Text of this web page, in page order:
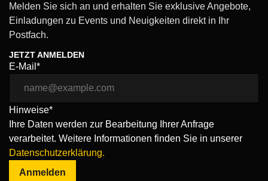
Melden Sie sich an und erhalten Sie exklusive Angebote,
Einladungen zu Events und Neuigkeiten direkt in Ihr
Postfach.
JETZT ANMELDEN
E-Mail*
Hinweise*
Ihre Daten werden zur Bearbeitung Ihrer Anfrage
verarbeitet. Weitere Informationen finden Sie in unserer
Datenschutzerklärung.
Anmelden